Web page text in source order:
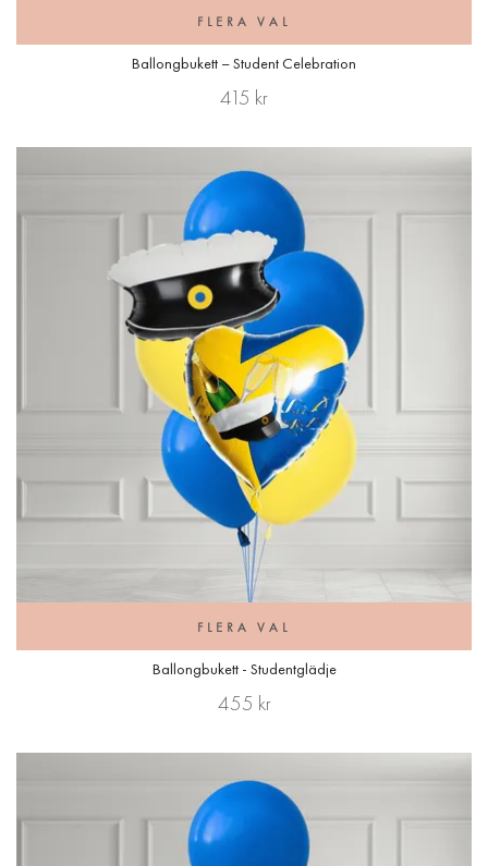
FLERA VAL
Ballongbukett – Student Celebration
415 kr
FLERA VAL
Ballongbukett - Studentglädje
455 kr